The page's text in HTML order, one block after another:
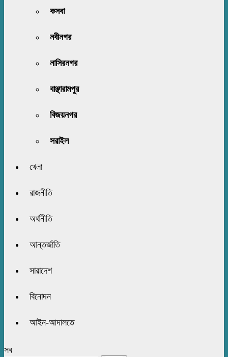
কসবা
নবীনগর
নাসিরনগর
বাঞ্ছারামপুর
বিজয়নগর
সরাইল
খেলা
রাজনীতি
অর্থনীতি
আন্তর্জাতি
সারাদেশ
বিনোদন
আইন-আদালতে
সব